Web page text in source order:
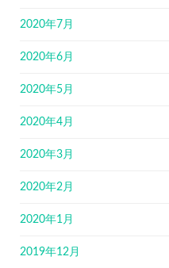
2020年7月
2020年6月
2020年5月
2020年4月
2020年3月
2020年2月
2020年1月
2019年12月